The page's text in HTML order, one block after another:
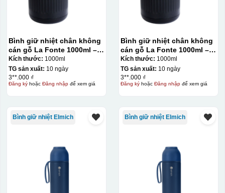
Bình giữ nhiệt chân không
cán gỗ La Fonte 1000ml –
011679
Kích thước: 1000ml
TG sản xuất: 10 ngày
3**.000 ₫
Đăng kýhoặc Đăng nhậpđể xem giá
Bình giữ nhiệt chân không
cán gỗ La Fonte 1000ml –
011679
Kích thước: 1000ml
TG sản xuất: 10 ngày
3**.000 ₫
Đăng kýhoặc Đăng nhậpđể xem giá
Bình giữ nhiệt Elmich Bình giữ nhiệt Elmich